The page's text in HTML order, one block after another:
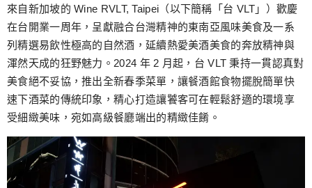
跳
至
主
要
內
容
來自新加坡的 Wine RVLT, Taipei（以下簡稱「台 VLT」）歡慶
在台開業一周年，呈獻融合台灣精神的東南亞風味美食及一系
列精選易飲性極高的自然酒，延續熱愛美酒美食的奔放精神與
渾然天成的狂野魅力。2024 年 2 月起，台 VLT 秉持一貫認真對
美食絕不妥協，推出全新春季菜單，讓餐酒館食物擺脫簡單快
速下酒菜的傳統印象，精心打造讓饕客可在輕鬆舒適的環境享
受細緻美味，宛如高級餐廳端出的精緻佳餚。